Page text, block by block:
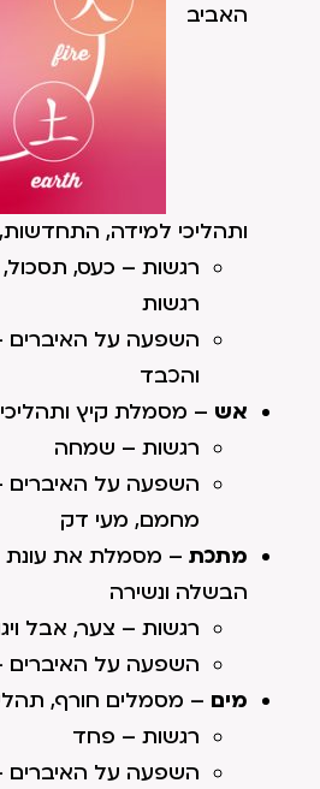
האביב
ותהליכי למידה, התחדשות,
רגשות – כעס,
רגשות
השפעה על האיברים
והכבד
אש – מסמלת קיץ
רגשות – שמחה
השפעה על האיברים
מחמם, מעי דק
מתכת – מסמלת את עונת
הבשלה ונשירה
רגשות – צער, אבל
השפעה על האיברים
מים – מסמלים חורף,
רגשות – פחד
השפעה על האיברים